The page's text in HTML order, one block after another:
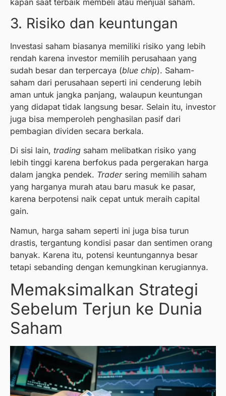
3. Risiko dan keuntungan
Investasi saham biasanya memiliki risiko yang lebih
rendah karena investor memilih perusahaan yang
sudah besar dan terpercaya (blue chip). Saham-
saham dari perusahaan seperti ini cenderung lebih
aman untuk jangka panjang, walaupun keuntungan
yang didapat tidak langsung besar. Selain itu, investor
juga bisa memperoleh penghasilan pasif dari
pembagian dividen secara berkala.
Di sisi lain, trading saham melibatkan risiko yang
lebih tinggi karena berfokus pada pergerakan harga
dalam jangka pendek. Trader sering memilih saham
yang harganya murah atau baru masuk ke pasar,
karena berpotensi naik cepat untuk meraih capital
gain.
Namun, harga saham seperti ini juga bisa turun
drastis, tergantung kondisi pasar dan sentimen orang
banyak. Karena itu, potensi keuntungannya besar
tetapi sebanding dengan kemungkinan kerugiannya.
Memaksimalkan Strategi
Sebelum Terjun ke Dunia
Saham